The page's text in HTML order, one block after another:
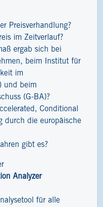
Preisverhandlung?
im Zeitverlauf?
ergab sich bei
beim Institut für
im
und beim
(G-BA)?
Conditional
durch die europäische
gibt es?
Analyzer
für alle